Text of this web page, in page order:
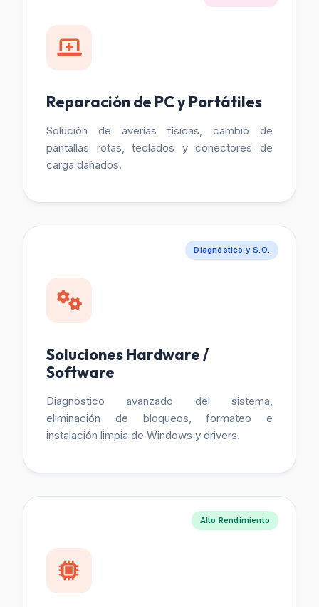
Reparación de PC y Portátiles
Solución de averías físicas, cambio de
pantallas rotas, teclados y conectores de
carga dañados.
Diagnóstico y S.O.
Soluciones Hardware /
Software
Diagnóstico avanzado del sistema,
eliminación de bloqueos, formateo e
instalación limpia de Windows y drivers.
Alto Rendimiento